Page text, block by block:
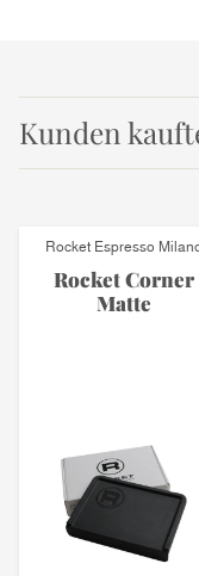
Kunden
Rocket Espresso
Rocket Corner
Matte